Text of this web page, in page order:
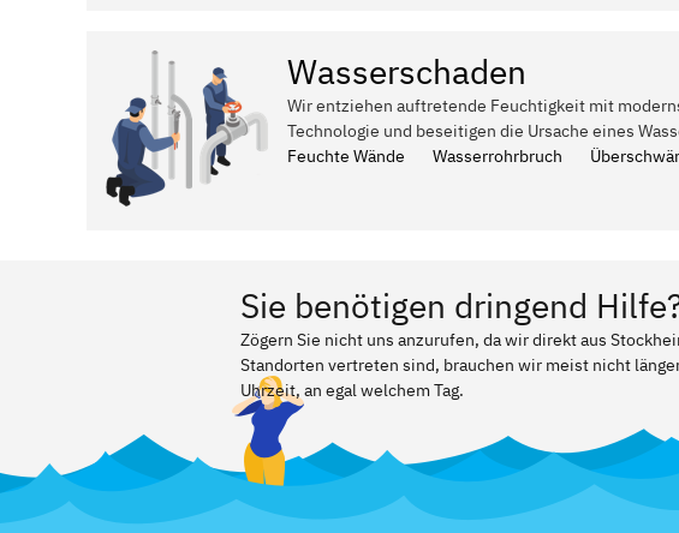
Wasserschaden
Wir entziehen auftretende Feuchtigkeit mit
Technologie und beseitigen die Ursache eines
Feuchte Wände
Wasserrohrbruch
Sie benötigen dringend
Zögern Sie nicht uns anzurufen, da wir direkt aus
Standorten vertreten sind, brauchen wir meist nicht
Uhrzeit, an egal welchem Tag.